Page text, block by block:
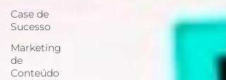
Case de
Sucesso
Marketing
de
Conteúdo